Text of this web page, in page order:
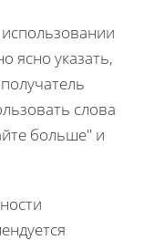
ясно указать,
слова
больше" и